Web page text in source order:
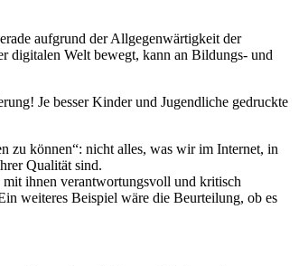
aufgrund der Allgegenwärtigkeit der
digitalen Welt bewegt, kann an Bildungs- und
Je besser Kinder und Jugendliche gedruckte
zu können“: nicht alles, was wir im Internet, in
Qualität sind.
ihnen verantwortungsvoll und kritisch
weiteres Beispiel wäre die Beurteilung, ob es